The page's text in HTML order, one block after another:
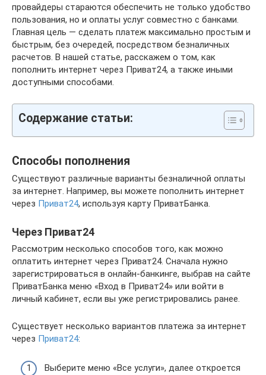
провайдеры стараются обеспечить не только удобство
пользования, но и оплаты услуг совместно с банками.
Главная цель — сделать платеж максимально простым и
быстрым, без очередей, посредством безналичных
расчетов. В нашей статье, расскажем о том, как
пополнить интернет через Приват24, а также иными
доступными способами.
Содержание статьи:
Способы пополнения
Существуют различные варианты безналичной оплаты
за интернет. Например, вы можете пополнить интернет
через Приват24, используя карту ПриватБанка.
Через Приват24
Рассмотрим несколько способов того, как можно
оплатить интернет через Приват24. Сначала нужно
зарегистрироваться в онлайн-банкинге, выбрав на сайте
ПриватБанка меню «Вход в Приват24» или войти в
личный кабинет, если вы уже регистрировались ранее.
Существует несколько вариантов платежа за интернет
через Приват24:
Выберите меню «Все услуги», далее откроется